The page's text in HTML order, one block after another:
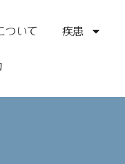
ついて 疾患